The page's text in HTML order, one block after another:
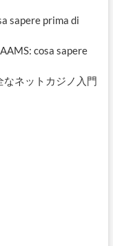
sapere prima di
cosa sapere
ネットカジノ入門